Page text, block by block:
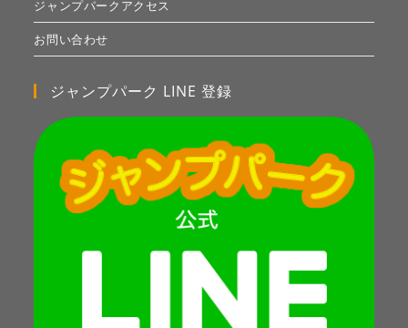
ジャンプパークアクセス
お問い合わせ
ジャンプパーク LINE 登録